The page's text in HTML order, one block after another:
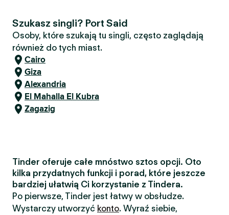
Szukasz singli? Port Said
Osoby, które szukają tu singli, często zaglądają
również do tych miast.
Cairo
Giza
Alexandria
El Mahalla El Kubra
Zagazig
Tinder oferuje całe mnóstwo sztos opcji. Oto
kilka przydatnych funkcji i porad, które jeszcze
bardziej ułatwią Ci korzystanie z Tindera.
Po pierwsze, Tinder jest łatwy w obsłudze.
Wystarczy utworzyć konto. Wyraź siebie,